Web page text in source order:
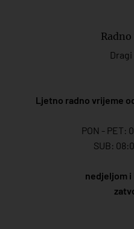
Ljetno radno vrijeme
PON - PET:
SUB:
nedjeljom i